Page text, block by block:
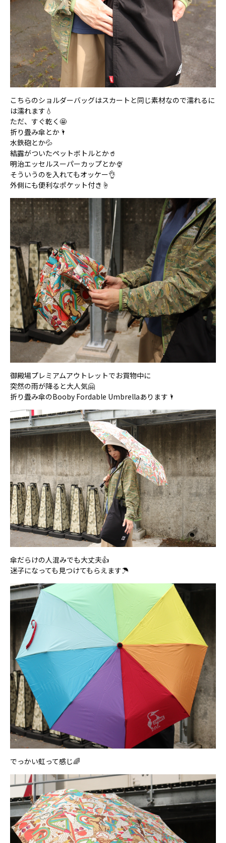
こちらのショルダーバッグはスカートと同じ素材なので濡れるに
は濡れます💧
ただ、すぐ乾く🤩
折り畳み傘とか🌂
水鉄砲とか💦
結露がついたペットボトルとか🥤
明治エッセルスーパーカップとか🍨
そういうのを入れてもオッケー👌
外側にも便利なポケット付き☝️
御殿場プレミアムアウトレットでお買物中に
突然の雨が降ると大人気🤗
折り畳み傘のBooby Fordable Umbrellaあります🌂
傘だらけの人混みでも大丈夫👍
迷子になっても見つけてもらえます☂️
でっかい虹って感じ🌈